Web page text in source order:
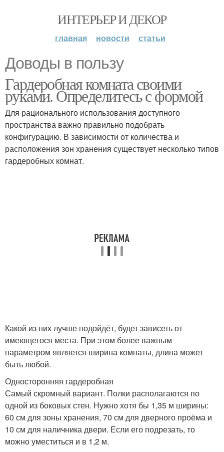
ИНТЕРЬЕР И ДЕКОР
главная новости статьи
Доводы в пользу
Гардеробная комната своими
руками. Определитесь с формой
Для рационального использования доступного
пространства важно правильно подобрать
конфигурацию. В зависимости от количества и
расположения зон хранения существует несколько типов
гардеробных комнат.
Какой из них лучше подойдёт, будет зависеть от
имеющегося места. При этом более важным
параметром является ширина комнаты, длина может
быть любой.
Односторонняя гардеробная
Самый скромный вариант. Полки располагаются по
одной из боковых стен. Нужно хотя бы 1,35 м ширины:
60 см для зоны хранения, 70 см для дверного проёма и
10 см для наличника двери. Если его подрезать, то
можно уместиться и в 1,2 м.